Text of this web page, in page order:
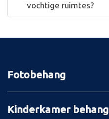
vochtige ruimtes?
Fotobehang
Kinderkamer behang